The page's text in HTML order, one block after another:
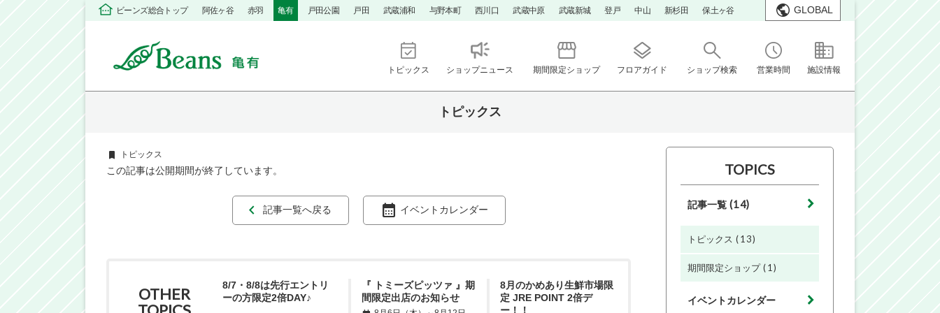
ビーンズ総合トップ 阿佐ヶ谷 赤羽 亀有 戸田公園 戸田 武蔵浦和 与野本町 西川口 武蔵中原 武蔵新城 登戸 中山 新杉田 保土ヶ谷 GLOBAL
トピックス ショップニュース 期間限定ショップ フロアガイド ショップ検索 営業時間 施設情報
トピックス
トピックス
この記事は公開期間が終了しています。
記事一覧へ戻る イベントカレンダー
OTHER
8/7・8/8は先行エントリ
ーの方限定2倍DAY♪
『 トミーズピッツァ 』期
間限定出店のお知らせ
8月のかめあり生鮮市場限
定 JRE POINT 2倍デ
ー！！
TOPICS
記事一覧 (14)
トピックス (13)
期間限定ショップ(1)
イベントカレンダー